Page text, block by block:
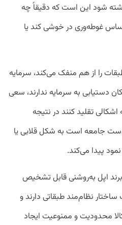
شود این است که دقیقاً چه
غوطه‌وری در خوشی کند یا
را از هم منفک می‌کند، سرمایه
دستیابی به سرمایه ندارند، سعی
تقلید کنند در نتیجه
جامعه است به شکل قلابی یا
پیدا می‌کند.
اپل به‌روشنی قابل تشخیص
نظام‌مند طبقاتی دارند و
محدودیت و ممنوعیت ایجاد